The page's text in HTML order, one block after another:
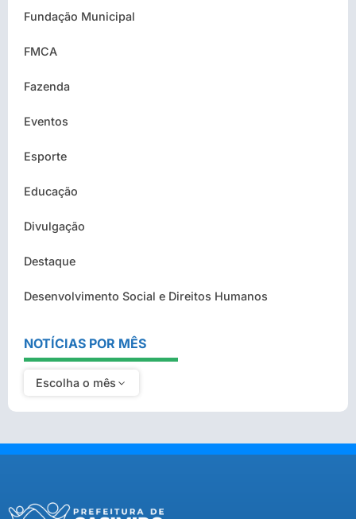
Fundação Municipal
FMCA
Fazenda
Eventos
Esporte
Educação
Divulgação
Destaque
Desenvolvimento Social e Direitos Humanos
NOTÍCIAS POR MÊS
Escolha o mês